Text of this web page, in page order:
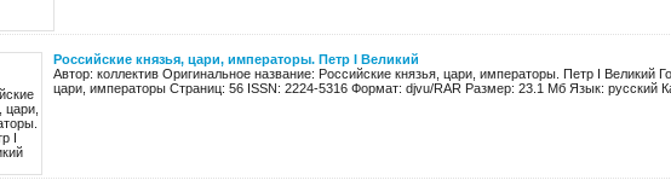
Российские князья, цари, императоры. Петр I Великий
Автор: коллектив Оригинальное название: Российские князья, цари, императоры. Петр I Великий
цари, императоры Страниц: 56 ISSN: 2224-5316 Формат: djvu/RAR Размер: 23.1 Мб Язык: русский